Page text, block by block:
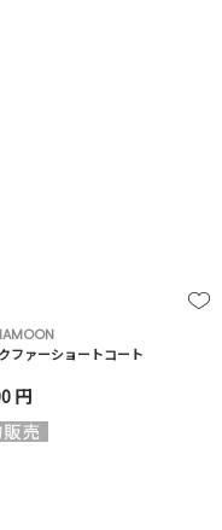
ファーショートコート
円